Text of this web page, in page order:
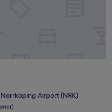
Airport (NRK)